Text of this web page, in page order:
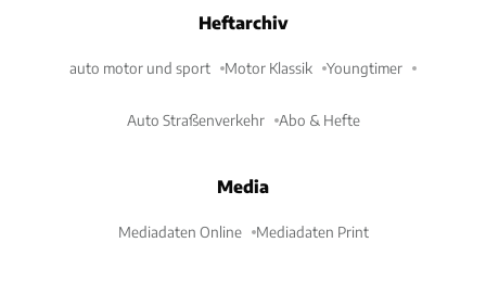
Heftarchiv
auto motor und sport Motor Klassik Youngtimer
Auto Straßenverkehr Abo & Hefte
Media
Mediadaten Online Mediadaten Print